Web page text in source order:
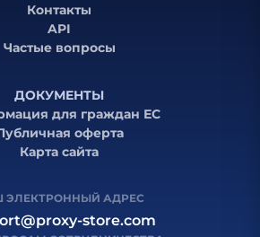
Контакты
API
Частые вопросы
ДОКУМЕНТЫ
для граждан ЕС
оферта
Карта сайта
ЭЛЕКТРОННЫЙ АДРЕС
store.com